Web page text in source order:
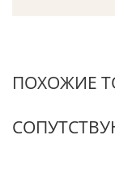
ПОХОЖИЕ